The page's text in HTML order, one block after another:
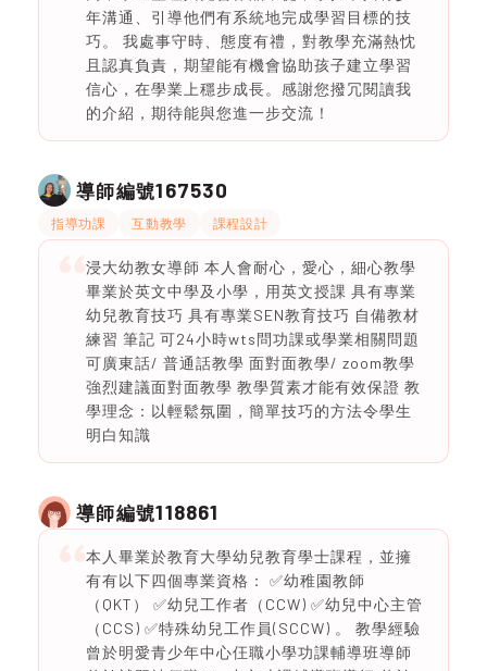
年溝通、引導他們有系統地完成學習目標的技
巧。 我處事守時、態度有禮，對教學充滿熱忱
且認真負責，期望能有機會協助孩子建立學習
信心，在學業上穩步成長。感謝您撥冗閱讀我
的介紹，期待能與您進一步交流！
導師編號167530
指導功課 互動教學 課程設計
浸大幼教女導師 本人會耐心，愛心，細心教學
畢業於英文中學及小學，用英文授課 具有專業
幼兒教育技巧 具有專業SEN教育技巧 自備教材
練習 筆記 可24小時wts問功課或學業相關問題
可廣東話/ 普通話教學 面對面教學/ zoom教學
強烈建議面對面教學 教學質素才能有效保證 教
學理念：以輕鬆氛圍，簡單技巧的方法令學生
明白知識
導師編號118861
本人畢業於教育大學幼兒教育學士課程，並擁
有有以下四個專業資格： ✅幼稚園教師
（QKT） ✅幼兒工作者（CCW) ✅幼兒中心主管
（CCS) ✅特殊幼兒工作員(SCCW) 。 教學經驗
曾於明愛青少年中心仼職小學功課輔導班導師